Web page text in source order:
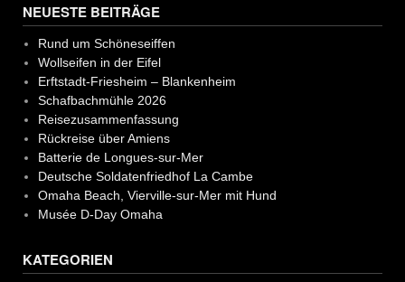
NEUESTE BEITRÄGE
Rund um Schöneseiffen
Wollseifen in der Eifel
Erftstadt-Friesheim – Blankenheim
Schafbachmühle 2026
Reisezusammenfassung
Rückreise über Amiens
Batterie de Longues-sur-Mer
Deutsche Soldatenfriedhof La Cambe
Omaha Beach, Vierville-sur-Mer mit Hund
Musée D-Day Omaha
KATEGORIEN